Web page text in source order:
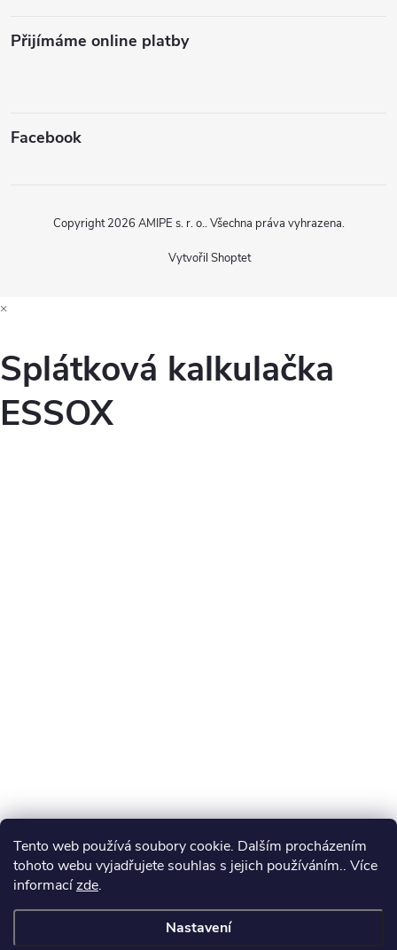
Tento web používá soubory cookie. Dalším procházením
tohoto webu vyjadřujete souhlas s jejich používáním.. Více
informacízde.
Nastavení
Přijímáme online platby
Facebook
Vytvořil Shoptet
Copyright 2026 AMIPE s. r. o.. Všechna práva vyhrazena.
×
Splátková kalkulačka
ESSOX